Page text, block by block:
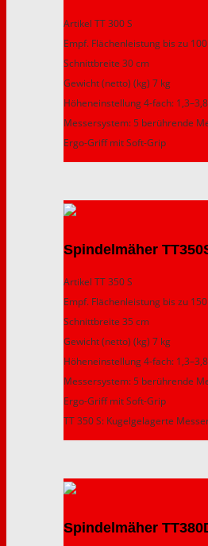
Artikel TT 300 S
Empf. Flächenleistung bis zu
Schnittbreite 30 cm
Gewicht (netto) (kg) 7 kg
Höheneinstellung 4-fach:
Messersystem: 5 berührende
Ergo-Griff mit Soft-Grip
Spindelmäher
Artikel TT 350 S
Empf. Flächenleistung bis zu
Schnittbreite 35 cm
Gewicht (netto) (kg) 7 kg
Höheneinstellung 4-fach:
Messersystem: 5 berührende
Ergo-Griff mit Soft-Grip
TT 350 S: Kugelgelagerte
Spindelmäher